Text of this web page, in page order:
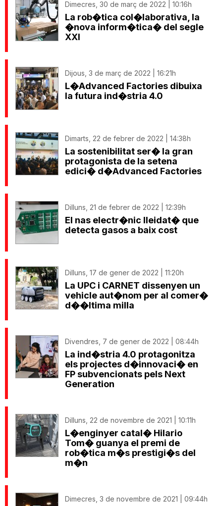
Dimecres, 30 de març de 2022 | 10:16h
La rob�tica col�laborativa, la
�nova inform�tica� del segle
XXI
Dijous, 3 de març de 2022 | 16:21h
L�Advanced Factories dibuixa
la futura ind�stria 4.0
Dimarts, 22 de febrer de 2022 | 14:38h
La sostenibilitat ser� la gran
protagonista de la setena
edici� d�Advanced Factories
Dilluns, 21 de febrer de 2022 | 12:39h
El nas electr�nic lleidat� que
detecta gasos a baix cost
Dilluns, 17 de gener de 2022 | 11:20h
La UPC i CARNET dissenyen un
vehicle aut�nom per al comer�
d��ltima milla
Divendres, 7 de gener de 2022 | 08:44h
La ind�stria 4.0 protagonitza
els projectes d�innovaci� en
FP subvencionats pels Next
Generation
Dilluns, 22 de novembre de 2021 | 10:11h
L�enginyer catal� Hilario
Tom� guanya el premi de
rob�tica m�s prestigi�s del
m�n
Dimecres, 3 de novembre de 2021 | 09:44h